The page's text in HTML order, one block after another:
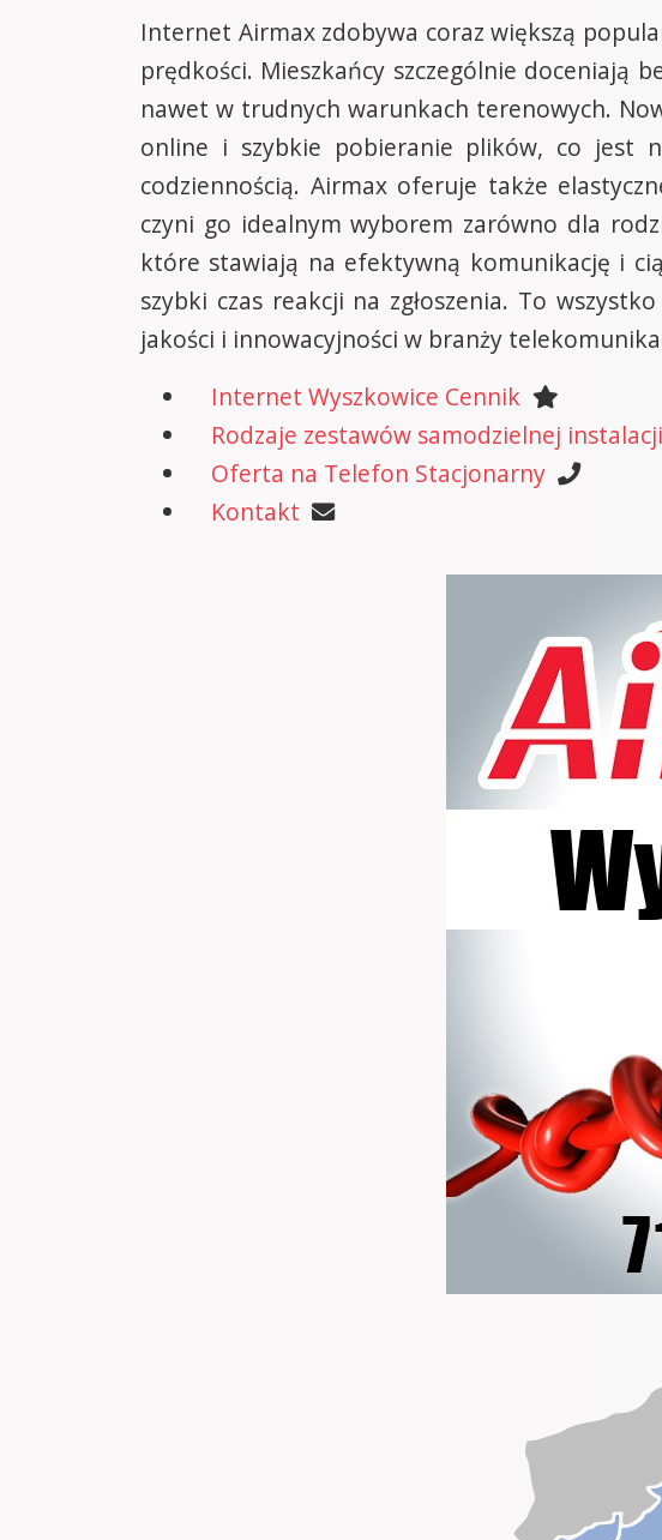
Internet Airmax zdobywa coraz większą
prędkości. Mieszkańcy szczególnie doceniają
nawet w trudnych warunkach terenowych.
online i szybkie pobieranie plików, co jest
codziennością. Airmax oferuje także
czyni go idealnym wyborem zarówno dla
które stawiają na efektywną komunikację i
szybki czas reakcji na zgłoszenia. To
jakości i innowacyjności w branży
Internet Wyszkowice Cennik
Rodzaje zestawów samodzielnej
Oferta na Telefon Stacjonarny
Kontakt